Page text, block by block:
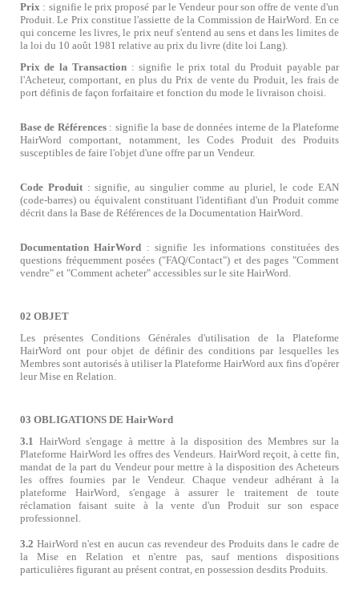
Prix : signifie le prix proposé par le Vendeur pour son offre de vente d'un
Produit. Le Prix constitue l'assiette de la Commission de HairWord. En ce
qui concerne les livres, le prix neuf s'entend au sens et dans les limites de
la loi du 10 août 1981 relative au prix du livre (dite loi Lang).
Prix de la Transaction : signifie le prix total du Produit payable par
l'Acheteur, comportant, en plus du Prix de vente du Produit, les frais de
port définis de façon forfaitaire et fonction du mode le livraison choisi.
Base de Références: signifie la base de données interne de la Plateforme
HairWord comportant, notamment, les Codes Produit des Produits
susceptibles de faire l'objet d'une offre par un Vendeur.
Code Produit: signifie, au singulier comme au pluriel, le code EAN
(code-barres) ou équivalent constituant l'identifiant d'un Produit comme
décrit dans la Base de Références de la Documentation HairWord.
Documentation HairWord : signifie les informations constituées des
questions fréquemment posées ("FAQ/Contact") et des pages "Comment
vendre" et "Comment acheter" accessibles sur le site HairWord.
02 OBJET
Les présentes Conditions Générales d'utilisation de la Plateforme
HairWord ont pour objet de définir des conditions par lesquelles les
Membres sont autorisés à utiliser la Plateforme HairWord aux fins d'opérer
leur Mise en Relation.
03 OBLIGATIONS DE HairWord
3.1 HairWord s'engage à mettre à la disposition des Membres sur la
Plateforme HairWord les offres des Vendeurs. HairWord reçoit, à cette fin,
mandat de la part du Vendeur pour mettre à la disposition des Acheteurs
les offres fournies par le Vendeur. Chaque vendeur adhérant à la
plateforme HairWord, s'engage à assurer le traitement de toute
réclamation faisant suite à la vente d'un Produit sur son espace
professionnel.
3.2 HairWord n'est en aucun cas revendeur des Produits dans le cadre de
la Mise en Relation et n'entre pas, sauf mentions dispositions
particulières figurant au présent contrat, en possession desdits Produits.